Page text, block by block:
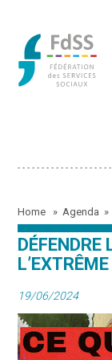
Home »Agenda
DÉFENDRE
19/06/2024